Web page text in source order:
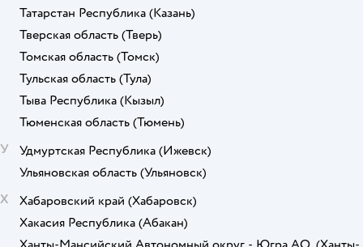
Татарстан Республика (Казань)
Тверская область (Тверь)
Томская область (Томск)
Тульская область (Тула)
Тыва Республика (Кызыл)
Тюменская область (Тюмень)
У
Удмуртская Республика (Ижевск)
Ульяновская область (Ульяновск)
Х
Хабаровский край (Хабаровск)
Хакасия Республика (Абакан)